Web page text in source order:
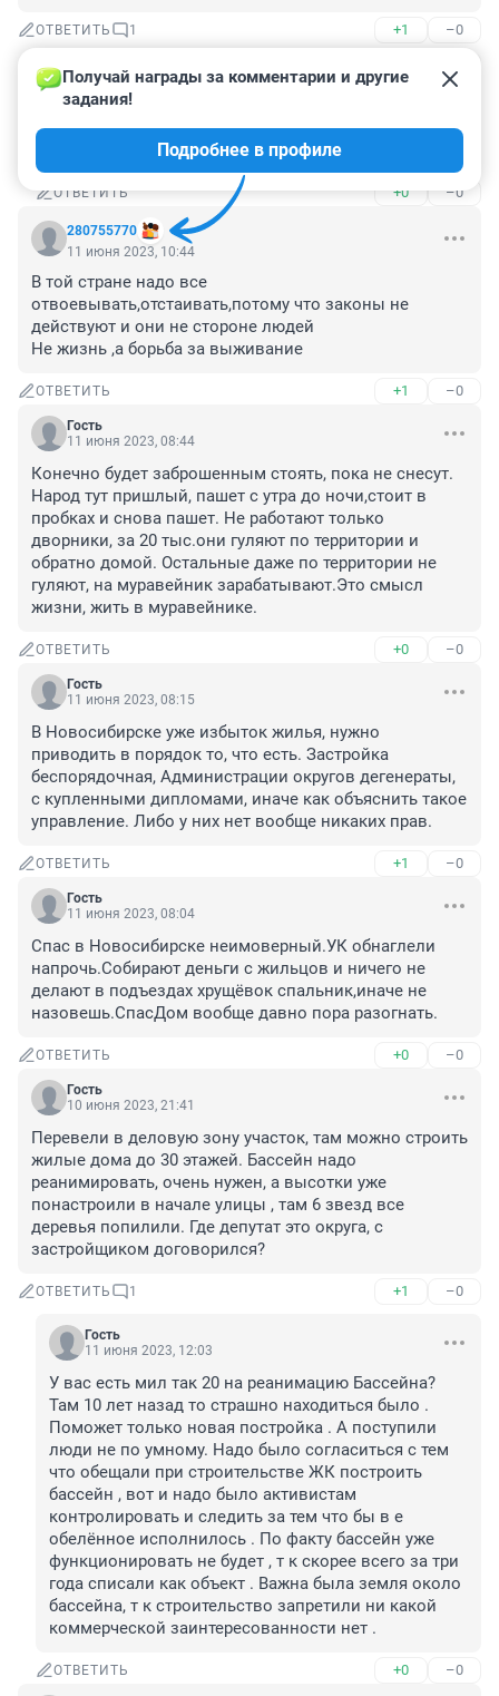
ОТВЕТИТЬ 1 +1 –0
280587596
13 июня 2023, 13:45
Такое ощущение, что одни и теже слова
проплаченный застройщиком бот пишет
ОТВЕТИТЬ +0 –0
280755770
Получай награды за комментарии и другие
задания!
Подробнее в профиле
11 июня 2023, 10:44
В той стране надо все
отвоевывать,отстаивать,потому что законы не
действуют и они не стороне людей
Не жизнь ,а борьба за выживание
ОТВЕТИТЬ +1 –0
Гость
11 июня 2023, 08:44
Конечно будет заброшенным стоять, пока не снесут.
Народ тут пришлый, пашет с утра до ночи,стоит в
пробках и снова пашет. Не работают только
дворники, за 20 тыс.они гуляют по территории и
обратно домой. Остальные даже по территории не
гуляют, на муравейник зарабатывают.Это смысл
жизни, жить в муравейнике.
ОТВЕТИТЬ +0 –0
Гость
11 июня 2023, 08:15
В Новосибирске уже избыток жилья, нужно
приводить в порядок то, что есть. Застройка
беспорядочная, Администрации округов дегенераты,
с купленными дипломами, иначе как объяснить такое
управление. Либо у них нет вообще никаких прав.
ОТВЕТИТЬ +1 –0
Гость
11 июня 2023, 08:04
Спас в Новосибирске неимоверный.УК обнаглели
напрочь.Собирают деньги с жильцов и ничего не
делают в подъездах хрущёвок спальник,иначе не
назовешь.СпасДом вообще давно пора разогнать.
ОТВЕТИТЬ +0 –0
Гость
10 июня 2023, 21:41
Перевели в деловую зону участок, там можно строить
жилые дома до 30 этажей. Бассейн надо
реанимировать, очень нужен, а высотки уже
понастроили в начале улицы , там 6 звезд все
деревья попилили. Где депутат это округа, с
застройщиком договорился?
ОТВЕТИТЬ 1 +1 –0
Гость
11 июня 2023, 12:03
У вас есть мил так 20 на реанимацию Бассейна?
Там 10 лет назад то страшно находиться было .
Поможет только новая постройка . А поступили
люди не по умному. Надо было согласиться с тем
что обещали при строительстве ЖК построить
бассейн , вот и надо было активистам
контролировать и следить за тем что бы в е
обелённое исполнилось . По факту бассейн уже
функционировать не будет , т к скорее всего за три
года списали как объект . Важна была земля около
бассейна, т к строительство запретили ни какой
коммерческой заинтересованности нет .
ОТВЕТИТЬ +0 –0